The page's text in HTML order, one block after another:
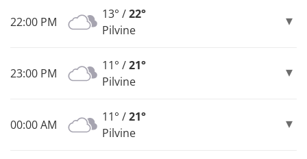
22:00 PM
13° /22°
Pilvine
23:00 PM
11° /21°
Pilvine
00:00 AM
11° /21°
Pilvine